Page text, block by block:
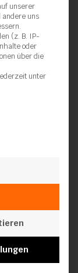
mm
unserer
andere uns
(z. B. IP-
oder
über die
unter
die eine